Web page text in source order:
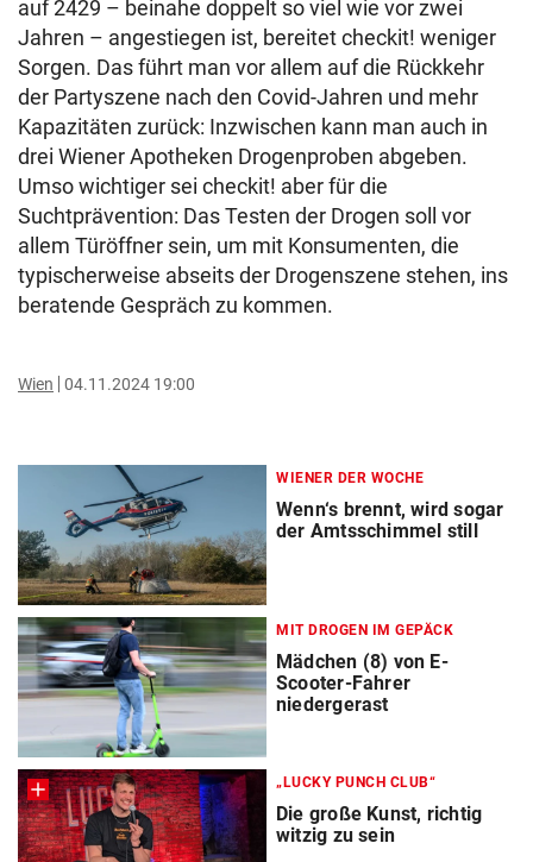
auf 2429 – beinahe doppelt so viel wie vor zwei
Jahren – angestiegen ist, bereitet checkit! weniger
Sorgen. Das führt man vor allem auf die Rückkehr
der Partyszene nach den Covid-Jahren und mehr
Kapazitäten zurück: Inzwischen kann man auch in
drei Wiener Apotheken Drogenproben abgeben.
Umso wichtiger sei checkit! aber für die
Suchtprävention: Das Testen der Drogen soll vor
allem Türöffner sein, um mit Konsumenten, die
typischerweise abseits der Drogenszene stehen, ins
beratende Gespräch zu kommen.
Wien 04.11.2024 19:00
WIENER DER WOCHE
Wenn‘s brennt, wird sogar
der Amtsschimmel still
MIT DROGEN IM GEPÄCK
Mädchen (8) von E-
Scooter-Fahrer
niedergerast
„LUCKY PUNCH CLUB“
Die große Kunst, richtig
witzig zu sein